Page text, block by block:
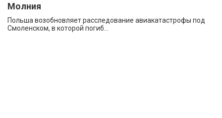
Молния
Польша возобновляет расследование авиакатастрофы под
Смоленском, в которой погиб...